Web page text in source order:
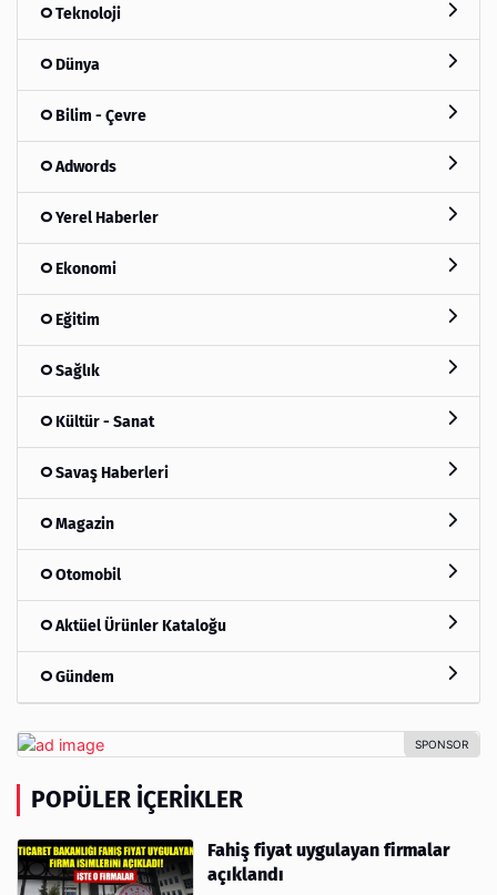
Teknoloji
Dünya
Bilim - Çevre
Adwords
Yerel Haberler
Ekonomi
Eğitim
Sağlık
Kültür - Sanat
Savaş Haberleri
Magazin
Otomobil
Aktüel Ürünler Kataloğu
Gündem
POPÜLER İÇERIKLER
Fahiş fiyat uygulayan firmalar
açıklandı